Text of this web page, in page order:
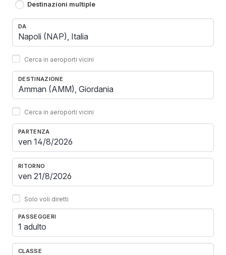
Destinazioni multiple
DA
Cerca in aeroporti vicini
DESTINAZIONE
Cerca in aeroporti vicini
PARTENZA
RITORNO
Solo voli diretti
PASSEGGERI
1 adulto
CLASSE